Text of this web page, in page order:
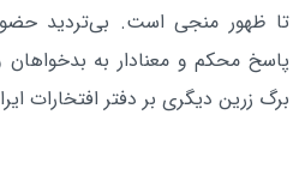
تا ظهور منجی است. بی‌تردید
پاسخ محکم و معنادار به
برگ زرین دیگری بر دفتر افتخارات